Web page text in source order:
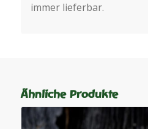
immer lieferbar.
Ähnliche Produkte